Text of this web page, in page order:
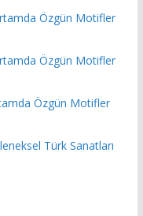
Özgün Motifler
Özgün Motifler
Özgün Motifler
Türk Sanatları